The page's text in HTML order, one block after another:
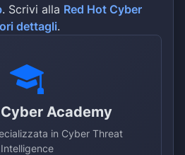
. Scrivi alla Red Hot Cyber
dettagli.
Academy
in Cyber Threat
Intelligence